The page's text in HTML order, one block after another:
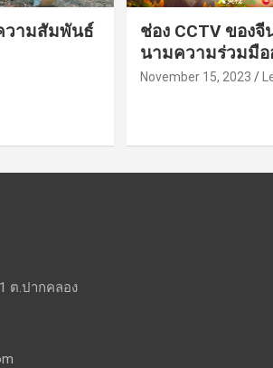
วามสัมพันธ์
ช่อง CCTV ของ
นามความร่วมมื
November 15, 2023
ต.ปากคลอง